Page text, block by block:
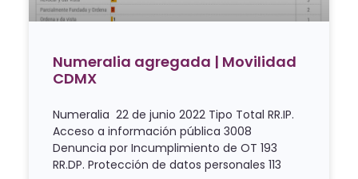
Numeralia agregada | Movilidad
CDMX
Numeralia 22 de junio 2022 Tipo Total RR.IP.
Acceso a información pública 3008
Denuncia por Incumplimiento de OT 193
RR.DP. Protección de datos personales 113